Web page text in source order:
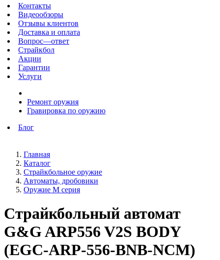
Контакты
Видеообзоры
Отзывы клиентов
Доставка и оплата
Вопрос—ответ
Страйкбол
Акции
Гарантии
Услуги
Ремонт оружия
Гравировка по оружию
Блог
Главная
Каталог
Страйкбольное оружие
Автоматы, дробовики
Оружие М серия
Страйкбольный автомат
G&G ARP556 V2S BODY
(EGC-ARP-556-BNB-NCM)